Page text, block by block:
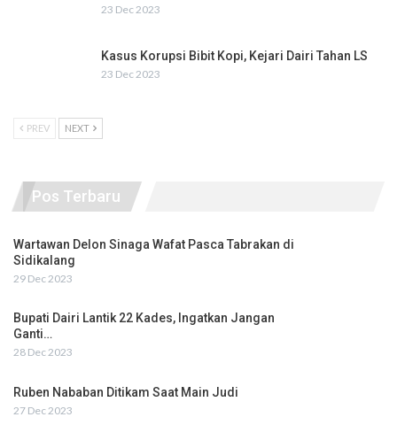
23 Dec 2023
Kasus Korupsi Bibit Kopi, Kejari Dairi Tahan LS
23 Dec 2023
PREV NEXT
Pos Terbaru
Wartawan Delon Sinaga Wafat Pasca Tabrakan di
Sidikalang
29 Dec 2023
Bupati Dairi Lantik 22 Kades, Ingatkan Jangan
Ganti…
28 Dec 2023
Ruben Nababan Ditikam Saat Main Judi
27 Dec 2023